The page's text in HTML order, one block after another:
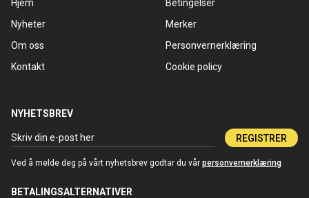
Hjem
Nyheter
Om oss
Kontakt
Betingelser
Merker
Personvernerklæring
Cookie policy
NYHETSBREV
REGISTRER
Ved å melde deg på vårt nyhetsbrev godtar du vår personvernerklæring
BETALINGSALTERNATIVER